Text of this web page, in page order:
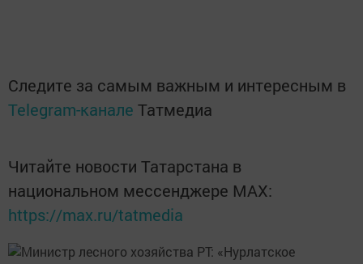
Следите за самым важным и интересным в
Telegram-канале Татмедиа
Читайте новости Татарстана в
национальном мессенджере MАХ:
https://max.ru/tatmedia